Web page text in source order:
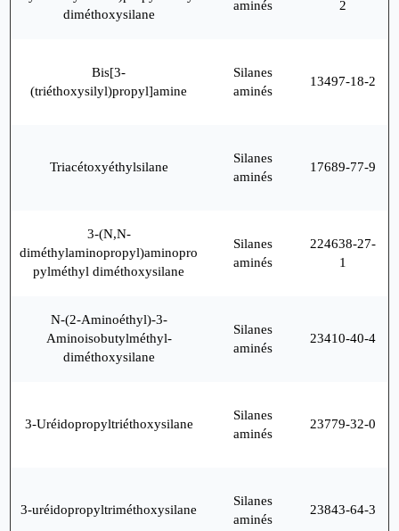
diméthoxysilane
aminés 2
Bis[3-
(triéthoxysilyl)propyl]amine
Silanes
aminés
13497-18-2
Triacétoxyéthylsilane
Silanes
aminés
17689-77-9
3-(N,N-
diméthylaminopropyl)aminopro
pylméthyl diméthoxysilane
Silanes
aminés
224638-27-
1
N-(2-Aminoéthyl)-3-
Aminoisobutylméthyl-
diméthoxysilane
Silanes
aminés
23410-40-4
3-Uréidopropyltriéthoxysilane
Silanes
aminés
23779-32-0
3-uréidopropyltriméthoxysilane
Silanes
aminés
23843-64-3